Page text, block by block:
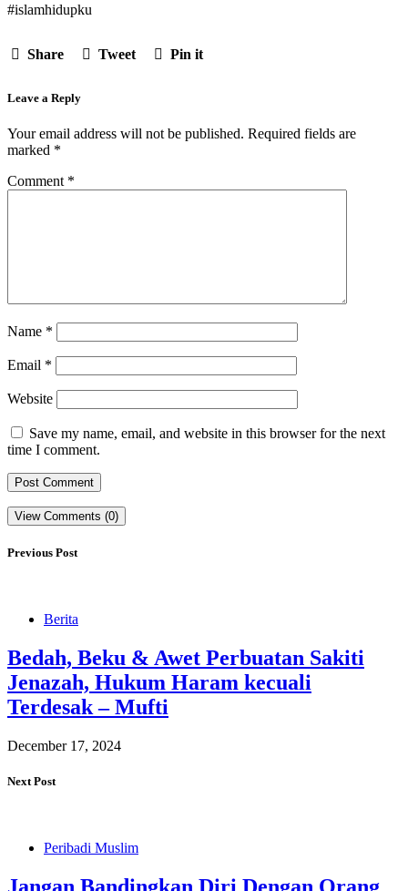
#islamhidupku
Share Tweet Pin it
Leave a Reply
Your email address will not be published. Required fields are
marked *
Comment *
Name *
Email *
Website
Save my name, email, and website in this browser for the next
time I comment.
View Comments (0)
Previous Post
Berita
Bedah, Beku & Awet Perbuatan Sakiti
Jenazah, Hukum Haram kecuali
Terdesak – Mufti
December 17, 2024
Next Post
Peribadi Muslim